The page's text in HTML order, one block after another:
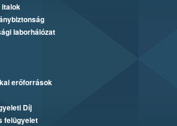
italok
laborhálózat
erőforrások
Díj
felügyelet